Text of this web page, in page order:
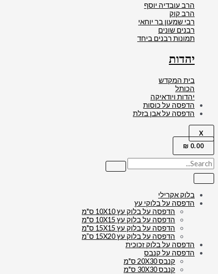
הרב עובדיה יוסף
הרב קוק
רבי שמעון בר יוחאי
רבנים שונים
תמונות רבנים ביחד
יהדות
בית המקדש
הכותל
יהדות ויודאיקה
הדפסה על כוסות
הדפסה על אבן בזלת
X
0.00
₪
בלוק אקרילי
הדפסה על בלוקי עץ
הדפסה על בלוק עץ 10X10 ס"מ
הדפסה על בלוק עץ 10X15 ס"מ
הדפסה על בלוק עץ 15X15 ס"מ
הדפסה על בלוק עץ 15X20 ס”מ
הדפסה על בלוק זכוכית
הדפסה על קנבס
קנבס 20X30 ס"מ
קנבס 30X30 ס"מ